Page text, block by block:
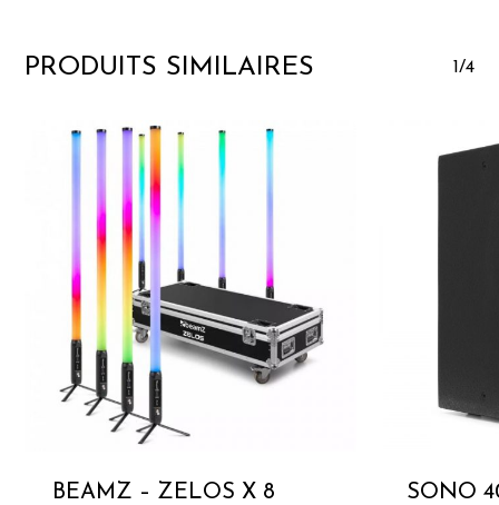
PRODUITS SIMILAIRES 1/4
BEAMZ – ZELOS X 8 SONO